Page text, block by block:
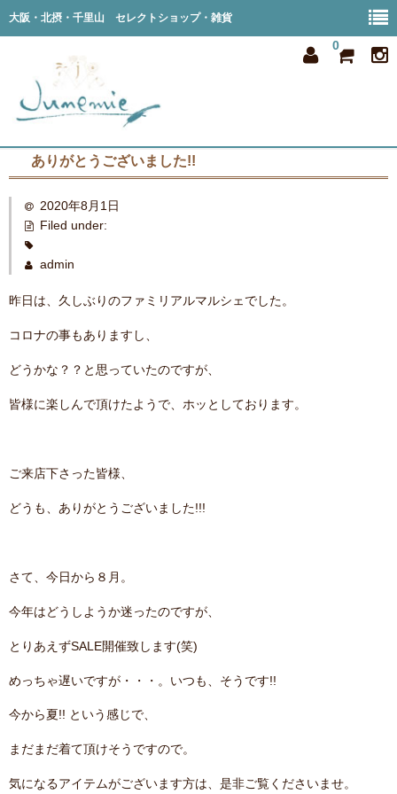
大阪・北摂・千里山 セレクトショップ・雑貨
0
home
all item
member
blog
ありがとうございました!!
2020年8月1日
Filed under:
admin
昨日は、久しぶりのファミリアルマルシェでした。
コロナの事もありますし、
どうかな？？と思っていたのですが、
皆様に楽しんで頂けたようで、ホッとしております。
ご来店下さった皆様、
どうも、ありがとうございました!!!
さて、今日から８月。
今年はどうしようか迷ったのですが、
とりあえずSALE開催致します(笑)
めっちゃ遅いですが・・・。いつも、そうです!!
今から夏!! という感じで、
まだまだ着て頂けそうですので。
気になるアイテムがございます方は、是非ご覧くださいませ。